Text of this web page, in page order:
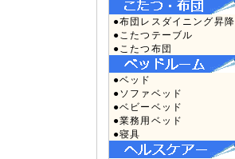
●布団レスダイニング昇降
●こたつテーブル
●こたつ布団
●ベッド
●ソファベッド
●ベビーベッド
●業務用ベッド
●寝具